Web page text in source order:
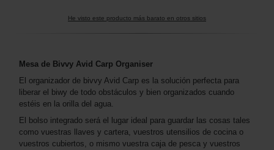
He visto este producto más barato en otros sitios
Mesa de Bivvy Avid Carp Organiser
El organizador de bivvy Avid Carp es la solución perfecta para
liberar el biwy de todo obstáculos y bien organizados cuando
estéis en la orilla del agua.
El bolso integrado será el lugar ideal para guardar las cosas tales
como vuestras llaves y cartera, vuestros utensilios de cocina o
vuestros cubiertos, o mismo vuestra caja de pesca y vuestros